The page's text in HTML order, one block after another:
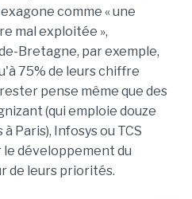
comme « une
mal exploitée »,
Bretagne, par exemple,
75% de leurs chiffre
pense même que des
(qui emploie douze
Paris), Infosys ou TCS
développement du
de leurs priorités.